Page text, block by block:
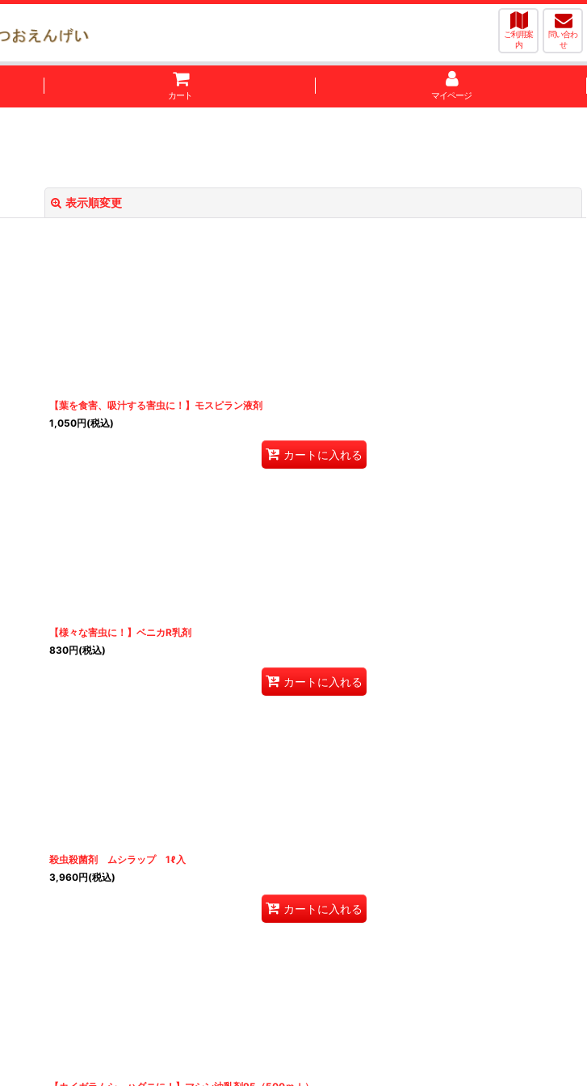
ご利用案
内
問い合わ
せ
カート マイページ
表示順変更
【葉を食害、吸汁する害虫に！】モスピラン液剤
1,050円(税込)
カートに入れる
【様々な害虫に！】ベニカR乳剤
830円(税込)
カートに入れる
殺虫殺菌剤 ムシラップ 1ℓ入
3,960円(税込)
カートに入れる